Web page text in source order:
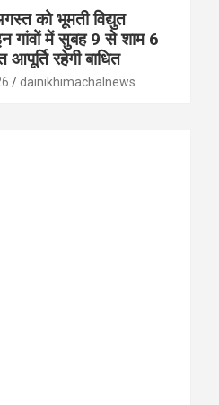
को भूमती विद्युत
गांवों में सुबह 9 से शाम 6
रहेगी बाधित
dainikhimachalnews